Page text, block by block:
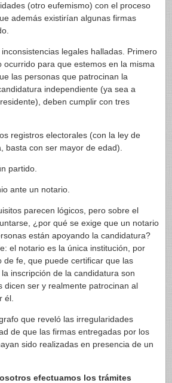
(otro eufemismo) con el proceso
además existirían algunas firmas
legales halladas. Primero
ocurrido para que estemos en la misma
las personas que patrocinan la
independiente (ya sea a
deben cumplir con tres
registros electorales (con la ley de
basta con ser mayor de edad).
partido.
ante un notario.
parecen lógicos, pero sobre el
¿por qué se exige que un notario
están apoyando la candidatura?
el notario es la única institución, por
de fe, que puede certificar que las
inscripción de la candidatura son
dicen ser y realmente patrocinan al
él.
que reveló las irregularidades
de que las firmas entregadas por los
sido realizadas en presencia de un
efectuamos los trámites